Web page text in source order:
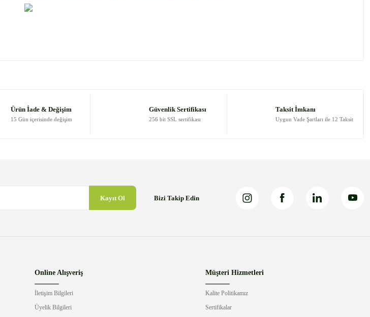
Ürün İade & Değişim
15 Gün içerisinde değişim
Güvenlik Sertifikası
256 bit SSL sertifikası
Taksit İmkanı
Uygun Vade Şartları ile 12 Taksit
Kayıt Ol Bizi Takip Edin
Online Alışveriş
İletişim Bilgileri
Üyelik Bilgileri
Müşteri Hizmetleri
Kalite Politikamız
Sertifikalar